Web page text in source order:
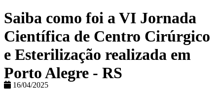
Saiba como foi a VI Jornada
Científica de Centro Cirúrgico
e Esterilização realizada em
Porto Alegre - RS
16/04/2025